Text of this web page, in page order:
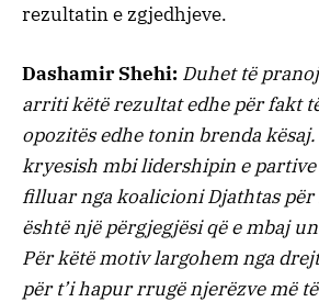
rezultatin e zgjedhjeve.
Dashamir Shehi: Duhet të
arriti këtë rezultat edhe për fakt
opozitës edhe tonin brenda
kryesish mbi lidershipin e
filluar nga koalicioni Djathtas
është një përgjegjësi që e mbaj
Për këtë motiv largohem nga
për t’i hapur rrugë njerëzve më